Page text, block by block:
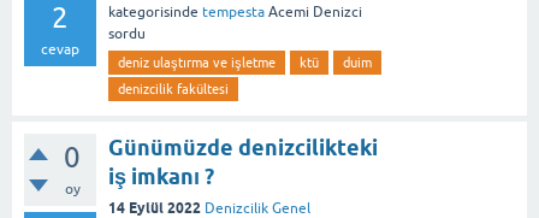
2
cevap
kategorisinde tempesta Acemi Denizci
sordu
deniz ulaştırma ve işletme ktü
duim
denizcilik fakültesi
0
oy
Günümüzde denizcilikteki
iş imkanı ?
14 Eylül 2022 Denizcilik Genel